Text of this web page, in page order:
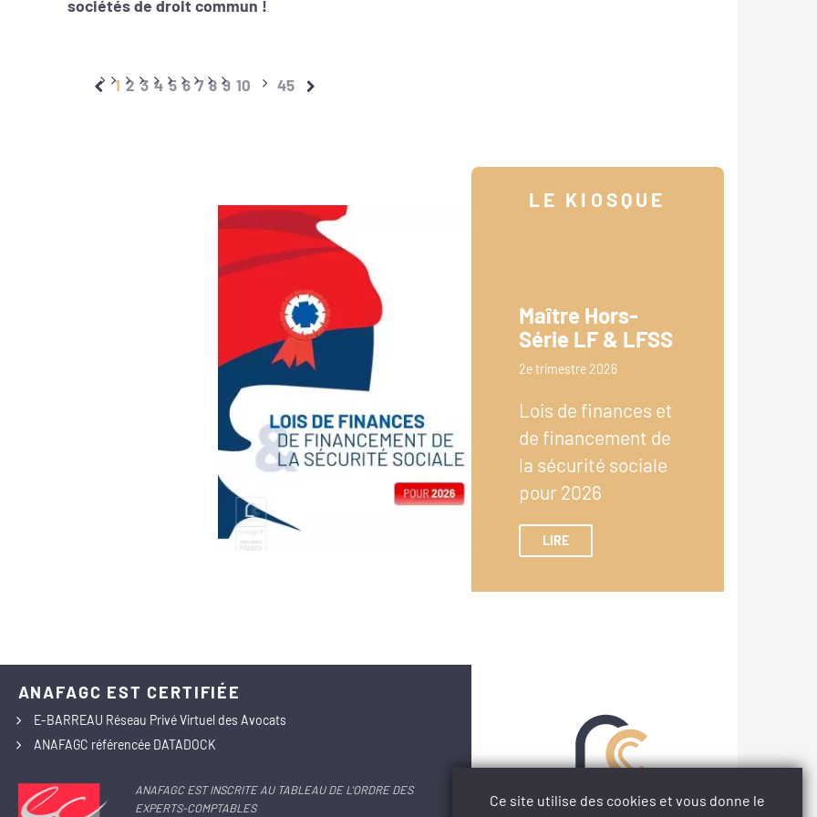
sociétés de droit commun !
1 2 3 4 5 6 7 8 9 10 45
LE KIOSQUE
Maître Hors-
Série LF & LFSS
2e trimestre 2026
Lois de finances et
de financement de
la sécurité sociale
pour 2026
LIRE
ANAFAGC EST CERTIFIÉE
E-BARREAU Réseau Privé Virtuel des Avocats
ANAFAGC référencée DATADOCK
ANAFAGC EST INSCRITE AU TABLEAU DE L'ORDRE DES
EXPERTS-COMPTABLES
Ce site utilise des cookies et vous donne le